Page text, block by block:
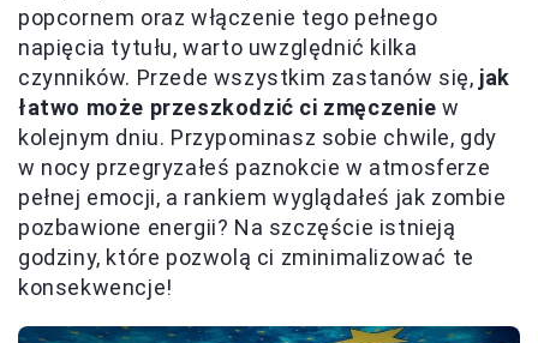
popcornem oraz włączenie tego pełnego
napięcia tytułu, warto uwzględnić kilka
czynników. Przede wszystkim zastanów się, jak
łatwo może przeszkodzić ci zmęczenie w
kolejnym dniu. Przypominasz sobie chwile, gdy
w nocy przegryzałeś paznokcie w atmosferze
pełnej emocji, a rankiem wyglądałeś jak zombie
pozbawione energii? Na szczęście istnieją
godziny, które pozwolą ci zminimalizować te
konsekwencje!